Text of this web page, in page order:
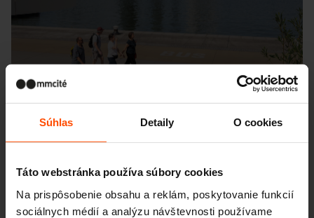
Súhlas Detaily O cookies
Táto webstránka používa súbory cookies
Na prispôsobenie obsahu a reklám, poskytovanie funkcií
sociálnych médií a analýzu návštevnosti používame